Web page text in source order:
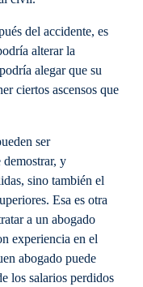
del accidente, es
alterar la
alegar que su
ciertos ascensos que
ser
y
sino también el
Esa es otra
a un abogado
experiencia en el
abogado puede
los salarios perdidos